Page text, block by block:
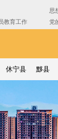
休宁县 黟县